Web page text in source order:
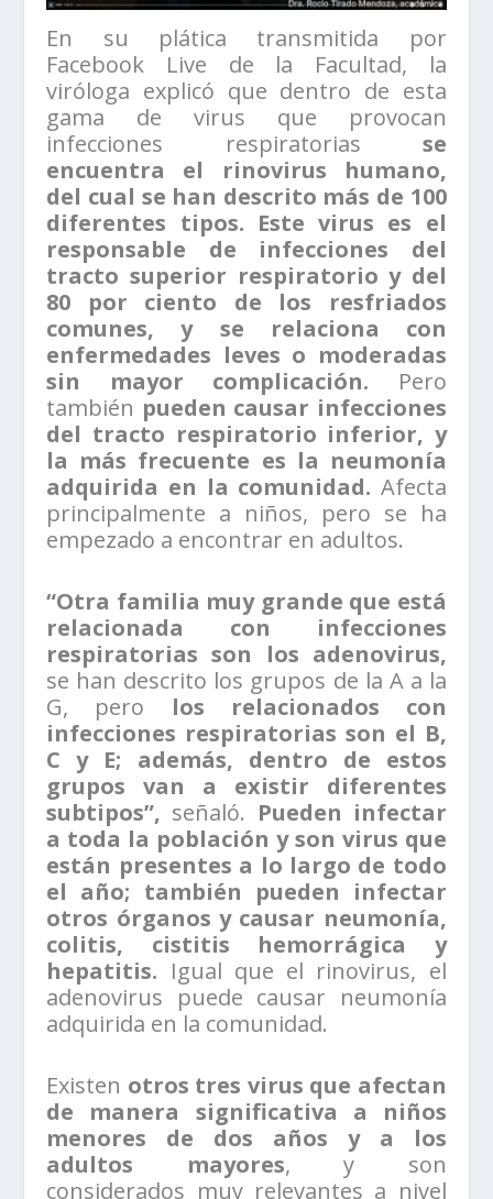
En su plática transmitida por
Facebook Live de la Facultad, la
viróloga explicó que dentro de esta
gama de virus que provocan
infecciones respiratorias se
encuentra
el rinovirus humano,
del cual se han descrito más de 100
diferentes tipos. Este virus es el
responsable de infecciones del
tracto superior respiratorio y del
80 por ciento de los resfriados
comunes, y se relaciona con
enfermedades leves o moderadas
sin mayor complicación. Pero
también pueden causar infecciones
del tracto respiratorio inferior, y
la más frecuente es la neumonía
adquirida en la comunidad. Afecta
principalmente a niños, pero se ha
empezado a encontrar en adultos.
“Otra familia muy grande que está
relacionada con infecciones
respiratorias son los adenovirus,
se han descrito los grupos de la A a la
G, pero los relacionados con
infecciones respiratorias son el B,
C y E; además, dentro de estos
grupos van a existir diferentes
subtipos”, señaló. Pueden infectar
a toda la población y son virus que
están presentes a lo largo de todo
el año; también pueden infectar
otros órganos y causar neumonía,
colitis, cistitis hemorrágica y
hepatitis. Igual que el rinovirus, el
adenovirus puede causar neumonía
adquirida en la comunidad.
Existen otros tres virus que afectan
de manera significativa a niños
menores de dos años y a los
adultos mayores, y son
considerados muy relevantes a nivel